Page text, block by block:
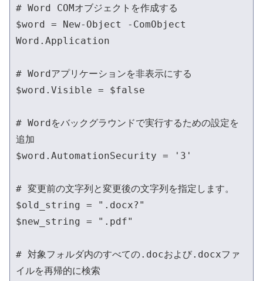
# Word COMオブジェクトを作成する
$word = New-Object -ComObject
Word.Application
# Wordアプリケーションを非表示にする
$word.Visible = $false
# Wordをバックグラウンドで実行するための設定を
追加
$word.AutomationSecurity = '3'
# 変更前の文字列と変更後の文字列を指定します。
$old_string = ".docx?"
$new_string = ".pdf"
# 対象フォルダ内のすべての.docおよび.docxファ
イルを再帰的に検索